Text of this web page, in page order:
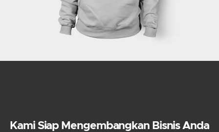
Kami Siap Mengembangkan Bisnis Anda